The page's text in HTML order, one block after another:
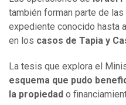
también forman parte de
expediente conocido hasta
en los casos de Tapia y
La tesis que explora el
esquema que pudo
la propiedad o